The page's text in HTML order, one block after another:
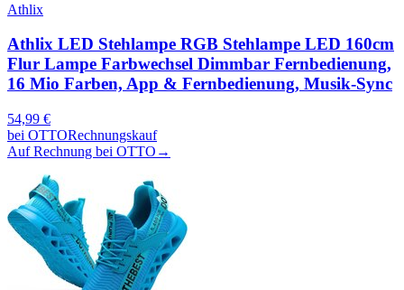
Athlix
Athlix LED Stehlampe RGB Stehlampe LED 160cm
Flur Lampe Farbwechsel Dimmbar Fernbedienung,
16 Mio Farben, App & Fernbedienung, Musik-Sync
54,99 €
bei OTTORechnungskauf
Auf Rechnung bei OTTO →